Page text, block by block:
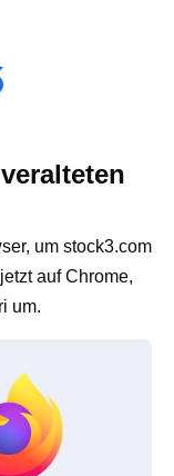
um stock3.com
auf Chrome,
um.